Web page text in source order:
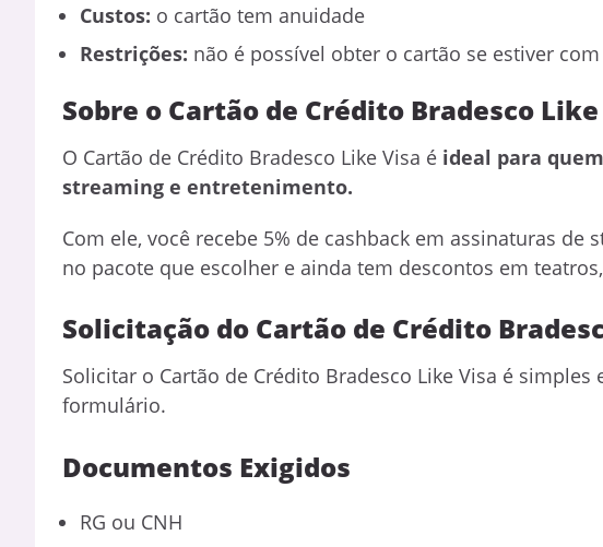
Custos: o cartão tem anuidade
Restrições: não é possível obter o cartão se estiver
Sobre o Cartão de Crédito Bradesco
O Cartão de Crédito Bradesco Like Visa é ideal para
streaming e entretenimento.
Com ele, você recebe 5% de cashback em assinaturas de
no pacote que escolher e ainda tem descontos em
Solicitação do Cartão de Crédito
Solicitar o Cartão de Crédito Bradesco Like Visa é
formulário.
Documentos Exigidos
RG ou CNH